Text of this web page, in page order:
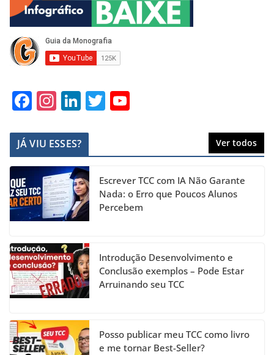
F
c
e
b
o
o
k
In
a
gr
a
m
Li
k
e
dI
n
T
er T
u
b
e
h
a
n
el
JÁ VIU ESSES? Ver todos
Escrever TCC com IA Não Garante
Nada: o Erro que Poucos Alunos
Percebem
Introdução Desenvolvimento e
Conclusão exemplos – Pode Estar
Arruinando seu TCC
Posso publicar meu TCC como livro
e me tornar Best-Seller?